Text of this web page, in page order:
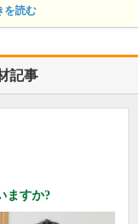
を読む
記事
ますか?